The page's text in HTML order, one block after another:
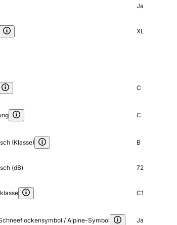
Ja
XL
C
C
(Klasse) B
(dB) 72
C1
/ Alpine-Symbol Ja